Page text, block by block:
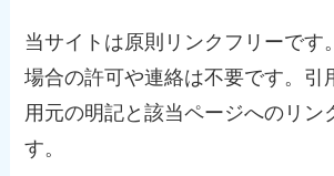
当サイトは原則リンクフリーです
場合の許可や連絡は不要です。引
用元の明記と該当ページへのリン
す。